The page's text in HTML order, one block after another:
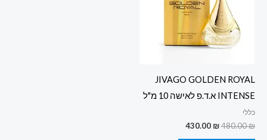
JIVAGO GOLDEN ROYAL
INTENSE א.ד.פ לאישה 10 מ"ל
כללי
480.00₪
430.00 ₪